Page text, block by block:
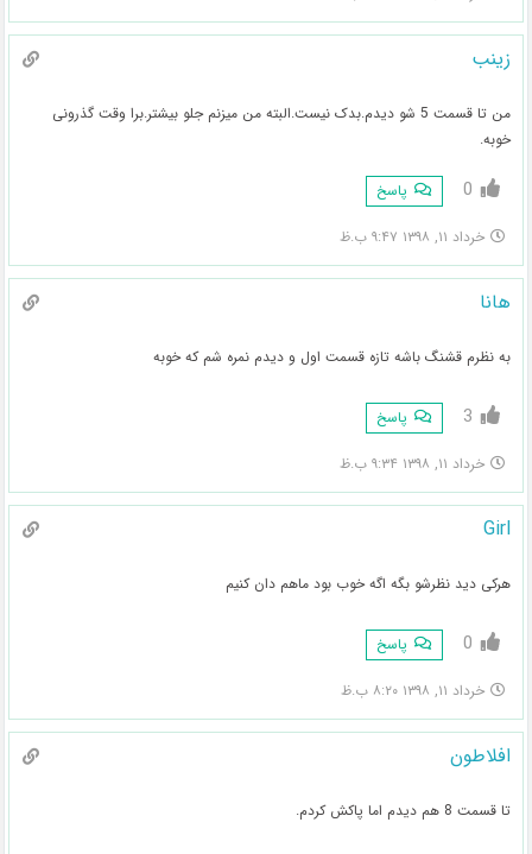
زینب
من تا قسمت 5 شو دیدم.بدک نیست.البته من میزنم جلو بیشتر.برا وقت گذرونی
خوبه.
0 پاسخ
خرداد ۱۱, ۱۳۹۸ ۹:۴۷ ب.ظ
هانا
به نظرم قشنگ باشه تازه قسمت اول و دیدم نمره شم که خوبه
3 پاسخ
خرداد ۱۱, ۱۳۹۸ ۹:۳۴ ب.ظ
Girl
هرکی دید نظرشو بگه اگه خوب بود ماهم دان کنیم
0 پاسخ
خرداد ۱۱, ۱۳۹۸ ۸:۲۰ ب.ظ
افلاطون
تا قسمت 8 هم دیدم اما پاکش کردم.